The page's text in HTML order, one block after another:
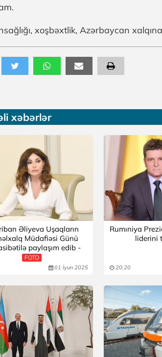
xoşbəxtlik, Azərbaycan
xəbərlər
Əliyeva Uşaqların
Müdafiəsi Günü
paylaşım edib -
FOTO
01 İyun 2025
Rumıniya
liderini
20:20